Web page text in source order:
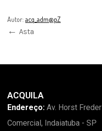
Autor: acq_adm@pZ
Asta
ACQUILA
Endereço: Av. Horst
Comercial, Indaiatuba - SP